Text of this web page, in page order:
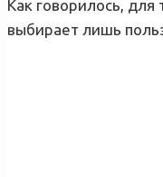
Как говорилось,
выбирает лишь